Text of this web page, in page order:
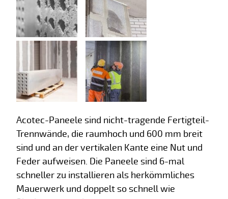
Acotec-Paneele sind nicht-tragende Fertigteil-
Trennwände, die raumhoch und 600 mm breit
sind und an der vertikalen Kante eine Nut und
Feder aufweisen. Die Paneele sind 6-mal
schneller zu installieren als herkömmliches
Mauerwerk und doppelt so schnell wie